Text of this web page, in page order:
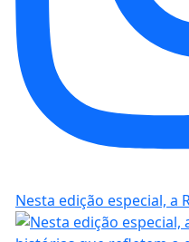
Nesta edição especial, a